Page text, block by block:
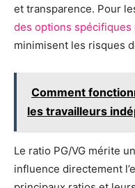
et transparence. Pour
des options
minimisent les risques
Comment
les travailleurs
Le ratio PG/VG mérite
influence directement